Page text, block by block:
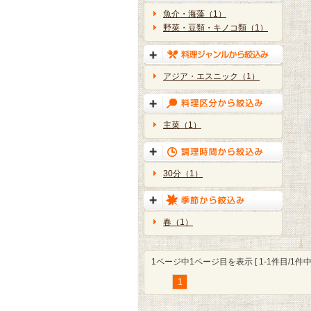
魚介・海藻（1）
野菜・豆類・キノコ類（1）
アジア・エスニック（1）
主菜（1）
30分（1）
春（1）
1ページ中1ページ目を表示 [ 1-1件目/1件
1